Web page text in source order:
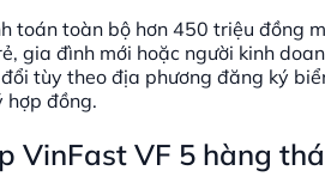
toán toàn bộ hơn 450 triệu đồng
gia đình mới hoặc người kinh
tùy theo địa phương đăng ký
hợp đồng.
VinFast VF 5 hàng